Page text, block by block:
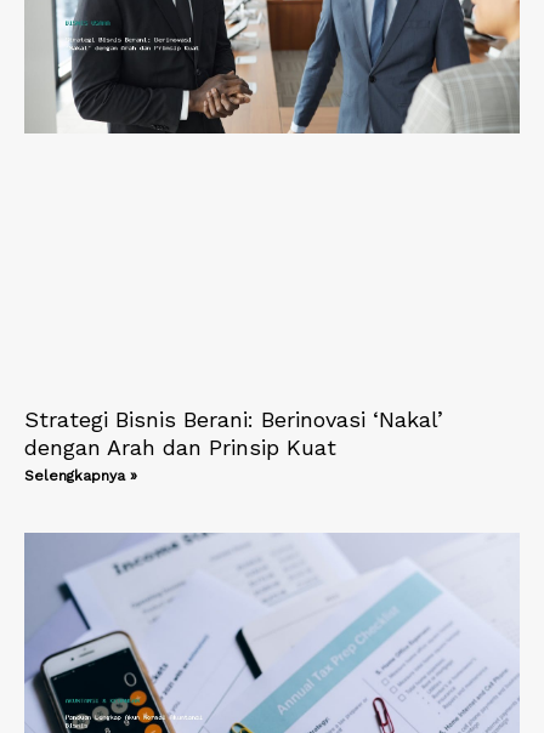
Strategi Bisnis Berani: Berinovasi ‘Nakal’
dengan Arah dan Prinsip Kuat
Selengkapnya »